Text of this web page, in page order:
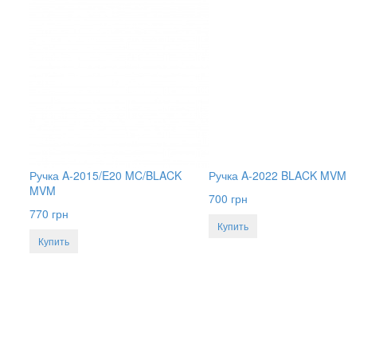
Ручка A-2015/E20 MC/BLACK
MVM
770 грн
Купить
Ручка A-2022 BLACK MVM
700 грн
Купить